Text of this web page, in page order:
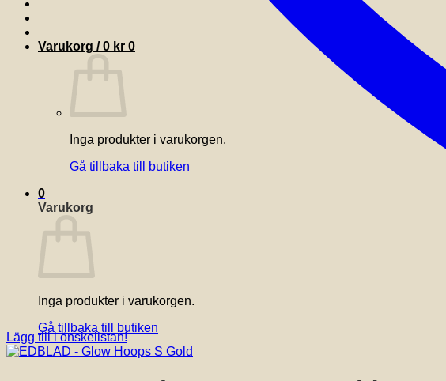
Varukorg /0 kr 0
Inga produkter i varukorgen.
Gå tillbaka till butiken
0
Varukorg
Inga produkter i varukorgen.
Gå tillbaka till butiken
Lägg till i önskelistan!